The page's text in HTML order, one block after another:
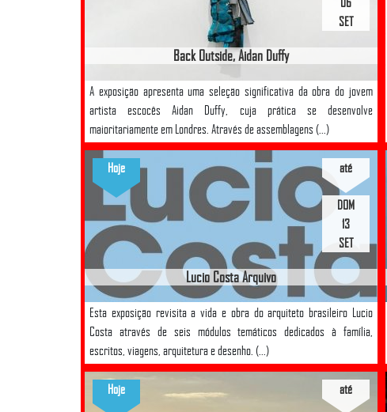
Back Outside, Aidan Duffy
A exposição apresenta uma seleção significativa da obra do jovem
artista escocês Aidan Duffy, cuja prática se desenvolve
maioritariamente em Londres. Através de assemblagens (...)
SET
Lucio Costa Arquivo
Esta exposição revisita a vida e obra do arquiteto brasileiro Lucio
Costa através de seis módulos temáticos dedicados à família,
escritos, viagens, arquitetura e desenho. (...)
até
DOM
13
SET
Hoje
até
Hoje